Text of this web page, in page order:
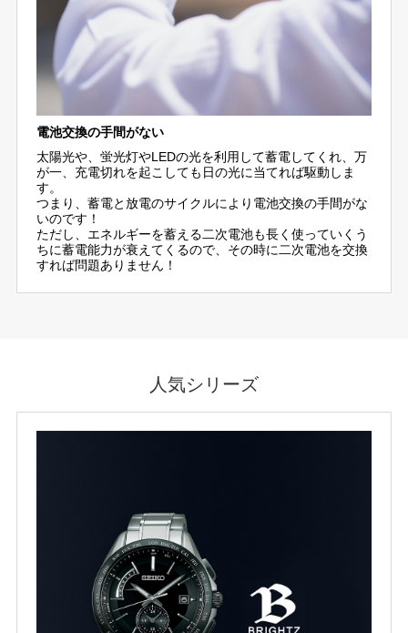
電池交換の手間がない
太陽光や、蛍光灯やLEDの光を利用して蓄電してくれ、万
が一、充電切れを起こしても日の光に当てれば駆動しま
す。
つまり、蓄電と放電のサイクルにより電池交換の手間がな
いのです！
ただし、エネルギーを蓄える二次電池も長く使っていくう
ちに蓄電能力が衰えてくるので、その時に二次電池を交換
すれば問題ありません！
人気シリーズ